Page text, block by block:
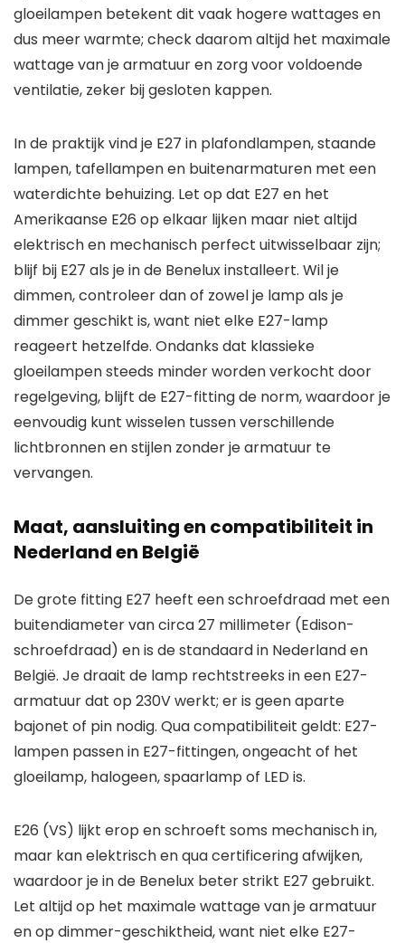
gloeilampen betekent dit vaak hogere wattages en
dus meer warmte; check daarom altijd het maximale
wattage van je armatuur en zorg voor voldoende
ventilatie, zeker bij gesloten kappen.
In de praktijk vind je E27 in plafondlampen, staande
lampen, tafellampen en buitenarmaturen met een
waterdichte behuizing. Let op dat E27 en het
Amerikaanse E26 op elkaar lijken maar niet altijd
elektrisch en mechanisch perfect uitwisselbaar zijn;
blijf bij E27 als je in de Benelux installeert. Wil je
dimmen, controleer dan of zowel je lamp als je
dimmer geschikt is, want niet elke E27-lamp
reageert hetzelfde. Ondanks dat klassieke
gloeilampen steeds minder worden verkocht door
regelgeving, blijft de E27-fitting de norm, waardoor je
eenvoudig kunt wisselen tussen verschillende
lichtbronnen en stijlen zonder je armatuur te
vervangen.
Maat, aansluiting en compatibiliteit in
Nederland en België
De grote fitting E27 heeft een schroefdraad met een
buitendiameter van circa 27 millimeter (Edison-
schroefdraad) en is de standaard in Nederland en
België. Je draait de lamp rechtstreeks in een E27-
armatuur dat op 230V werkt; er is geen aparte
bajonet of pin nodig. Qua compatibiliteit geldt: E27-
lampen passen in E27-fittingen, ongeacht of het
gloeilamp, halogeen, spaarlamp of LED is.
E26 (VS) lijkt erop en schroeft soms mechanisch in,
maar kan elektrisch en qua certificering afwijken,
waardoor je in de Benelux beter strikt E27 gebruikt.
Let altijd op het maximale wattage van je armatuur
en op dimmer-geschiktheid, want niet elke E27-